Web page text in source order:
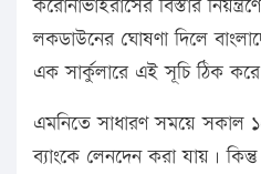
করোনাভাইরাসের বিস্তার
লকডাউনের ঘোষণা দিলে
এক সার্কুলারে এই সূচি ঠিক
এমনিতে সাধারণ সময়ে সকাল
ব্যাংকে লেনদেন করা যায়।